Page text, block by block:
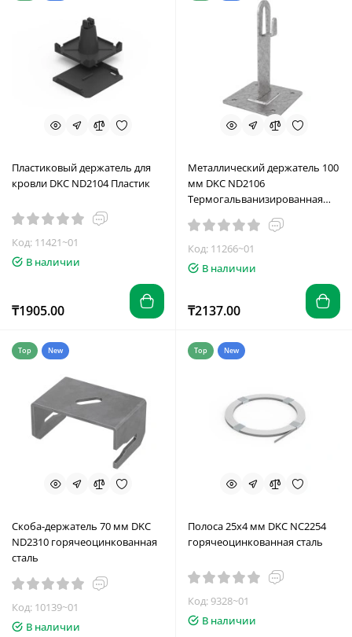
Пластиковый держатель для
кровли DKC ND2104 Пластик
Код: 11421~01
В наличии
₸1905.00
Металлический держатель 100
мм DKC ND2106
Термогальванизированная
Код: 11266~01
В наличии
₸2137.00
Top New
Скоба-держатель 70 мм DKC
ND2310 горячеоцинкованная
сталь
Код: 10139~01
В наличии
Top New
Полоса 25х4 мм DKC NC2254
горячеоцинкованная сталь
Код: 9328~01
В наличии